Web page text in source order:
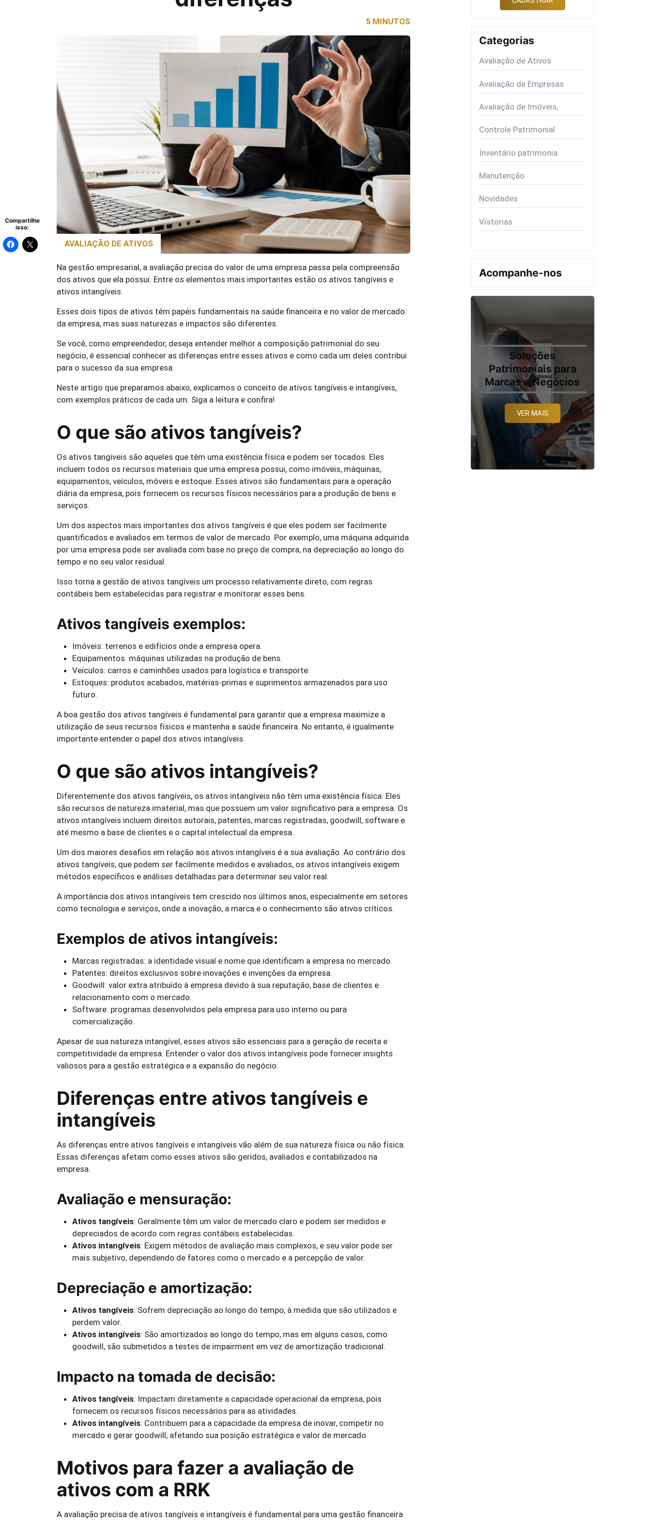
Compartilhe
isso:
5 MINUTOS
AVALIAÇÃO DE ATIVOS
Na gestão empresarial, a avaliação precisa do valor de uma empresa passa pela compreensão
dos ativos que ela possui. Entre os elementos mais importantes estão os ativos tangíveis e
ativos intangíveis.
Esses dois tipos de ativos têm papéis fundamentais na saúde financeira e no valor de mercado
da empresa, mas suas naturezas e impactos são diferentes.
Se você, como empreendedor, deseja entender melhor a composição patrimonial do seu
negócio, é essencial conhecer as diferenças entre esses ativos e como cada um deles contribui
para o sucesso da sua empresa.
Neste artigo que preparamos abaixo, explicamos o conceito de ativos tangíveis e intangíveis,
com exemplos práticos de cada um. Siga a leitura e confira!
O que são ativos tangíveis?
Os ativos tangíveis são aqueles que têm uma existência física e podem ser tocados. Eles
incluem todos os recursos materiais que uma empresa possui, como imóveis, máquinas,
equipamentos, veículos, móveis e estoque. Esses ativos são fundamentais para a operação
diária da empresa, pois fornecem os recursos físicos necessários para a produção de bens e
serviços.
Um dos aspectos mais importantes dos ativos tangíveis é que eles podem ser facilmente
quantificados e avaliados em termos de valor de mercado. Por exemplo, uma máquina adquirida
por uma empresa pode ser avaliada com base no preço de compra, na depreciação ao longo do
tempo e no seu valor residual.
Isso torna a gestão de ativos tangíveis um processo relativamente direto, com regras
contábeis bem estabelecidas para registrar e monitorar esses bens.
Ativos tangíveis exemplos:
Imóveis: terrenos e edifícios onde a empresa opera.
Equipamentos: máquinas utilizadas na produção de bens.
Veículos: carros e caminhões usados para logística e transporte.
Estoques: produtos acabados, matérias-primas e suprimentos armazenados para uso
futuro.
A boa gestão dos ativos tangíveis é fundamental para garantir que a empresa maximize a
utilização de seus recursos físicos e mantenha a saúde financeira. No entanto, é igualmente
importante entender o papel dos ativos intangíveis.
O que são ativos intangíveis?
Diferentemente dos ativos tangíveis, os ativos intangíveis não têm uma existência física. Eles
são recursos de natureza imaterial, mas que possuem um valor significativo para a empresa. Os
ativos intangíveis incluem direitos autorais, patentes, marcas registradas, goodwill, software e
até mesmo a base de clientes e o capital intelectual da empresa.
Um dos maiores desafios em relação aos ativos intangíveis é a sua avaliação. Ao contrário dos
ativos tangíveis, que podem ser facilmente medidos e avaliados, os ativos intangíveis exigem
métodos específicos e análises detalhadas para determinar seu valor real.
A importância dos ativos intangíveis tem crescido nos últimos anos, especialmente em setores
como tecnologia e serviços, onde a inovação, a marca e o conhecimento são ativos críticos.
Exemplos de ativos intangíveis:
Marcas registradas: a identidade visual e nome que identificam a empresa no mercado.
Patentes: direitos exclusivos sobre inovações e invenções da empresa.
Goodwill: valor extra atribuído à empresa devido à sua reputação, base de clientes e
relacionamento com o mercado.
Software: programas desenvolvidos pela empresa para uso interno ou para
comercialização.
Apesar de sua natureza intangível, esses ativos são essenciais para a geração de receita e
competitividade da empresa. Entender o valor dos ativos intangíveis pode fornecer insights
valiosos para a gestão estratégica e a expansão do negócio.
Diferenças entre ativos tangíveis e
intangíveis
As diferenças entre ativos tangíveis e intangíveis vão além de sua natureza física ou não física.
Essas diferenças afetam como esses ativos são geridos, avaliados e contabilizados na
empresa.
Avaliação e mensuração:
Ativos tangíveis: Geralmente têm um valor de mercado claro e podem ser medidos e
depreciados de acordo com regras contábeis estabelecidas.
Ativos intangíveis: Exigem métodos de avaliação mais complexos, e seu valor pode ser
mais subjetivo, dependendo de fatores como o mercado e a percepção de valor.
Depreciação e amortização:
Ativos tangíveis: Sofrem depreciação ao longo do tempo, à medida que são utilizados e
perdem valor.
Ativos intangíveis: São amortizados ao longo do tempo, mas em alguns casos, como
goodwill, são submetidos a testes de impairment em vez de amortização tradicional.
Impacto na tomada de decisão:
Ativos tangíveis: Impactam diretamente a capacidade operacional da empresa, pois
fornecem os recursos físicos necessários para as atividades.
Ativos intangíveis: Contribuem para a capacidade da empresa de inovar, competir no
mercado e gerar goodwill, afetando sua posição estratégica e valor de mercado.
Motivos para fazer a avaliação de
ativos com a RRK
A avaliação precisa de ativos tangíveis e intangíveis é fundamental para uma gestão financeira
Categorias
Avaliação de Ativos
Avaliação de Empresas
Avaliação de Imóveis,
Controle Patrimonial
Inventário patrimonia
Manutenção
Novidades
Vistorias
Acompanhe-nos
Soluções
Patrimoniais para
Marcas e Negócios
VER MAIS